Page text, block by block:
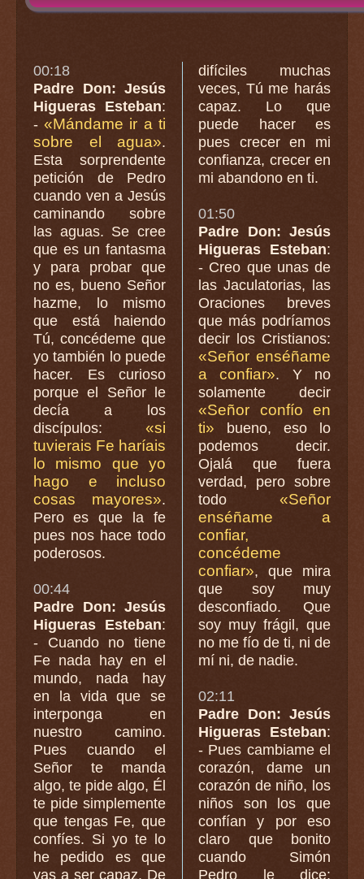
00:18
Padre Don: Jesús
Higueras Esteban:
- «Mándame ir a ti
sobre el agua».
Esta sorprendente
petición de Pedro
cuando ven a Jesús
caminando sobre
las aguas. Se cree
que es un fantasma
y para probar que
no es, bueno Señor
hazme, lo mismo
que está haiendo
Tú, concédeme que
yo también lo puede
hacer. Es curioso
porque el Señor le
decía a los
discípulos: «si
tuvierais Fe haríais
lo mismo que yo
hago e incluso
cosas mayores».
Pero es que la fe
pues nos hace todo
poderosos.
00:44
Padre Don: Jesús
Higueras Esteban:
- Cuando no tiene
Fe nada hay en el
mundo, nada hay
en la vida que se
interponga en
nuestro camino.
Pues cuando el
Señor te manda
algo, te pide algo, Él
te pide simplemente
que tengas Fe, que
confíes. Si yo te lo
he pedido es que
vas a ser capaz. De
difíciles muchas
veces, Tú me harás
capaz. Lo que
puede hacer es
pues crecer en mi
confianza, crecer en
mi abandono en ti.
01:50
Padre Don: Jesús
Higueras Esteban:
- Creo que unas de
las Jaculatorias, las
Oraciones breves
que más podríamos
decir los Cristianos:
«Señor enséñame
a confiar». Y no
solamente decir
«Señor confío en
ti» bueno, eso lo
podemos decir.
Ojalá que fuera
verdad, pero sobre
todo «Señor
enséñame a
confiar,
concédeme
confiar», que mira
que soy muy
desconfiado. Que
soy muy frágil, que
no me fío de ti, ni de
mí ni, de nadie.
02:11
Padre Don: Jesús
Higueras Esteban:
- Pues cambiame el
corazón, dame un
corazón de niño, los
niños son los que
confían y por eso
claro que bonito
cuando Simón
Pedro le dice: